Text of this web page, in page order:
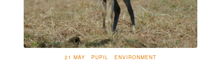
21 MAY PUPIL ENVIRONMENT